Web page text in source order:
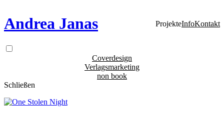
Andrea Janas ProjekteInfoKontakt
Coverdesign
Verlagsmarketing
non book
Schließen